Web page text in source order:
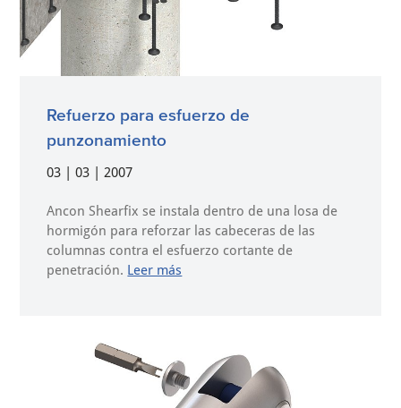
Refuerzo para esfuerzo de
punzonamiento
03 | 03 | 2007
Ancon Shearfix se instala dentro de una losa de
hormigón para reforzar las cabeceras de las
columnas contra el esfuerzo cortante de
penetración. Leer más